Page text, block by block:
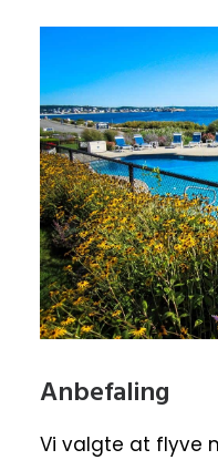
Anbefaling
Vi valgte at flyve